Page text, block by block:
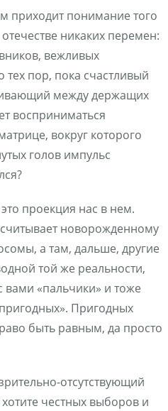
приходит понимание того
никаких перемен:
вежливых
тех пор, пока счастливый
между держащих
восприниматься
вокруг которого
голов импульс
проекция нас в нем.
новорожденному
а там, дальше, другие
той же реальности,
«пальчики» и тоже
Пригодных
быть равным, да просто
отсутствующий
честных выборов и